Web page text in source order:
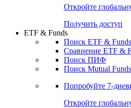
Откройте
Получить доступ
ETF & Funds
Поиск ETF & Funds
Сравнение ETF &
Поиск ПИФ
Поиск Mutual Funds
Попробуйте 7-
Откройте